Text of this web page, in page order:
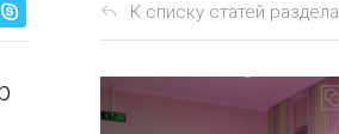
К списку статей раздела